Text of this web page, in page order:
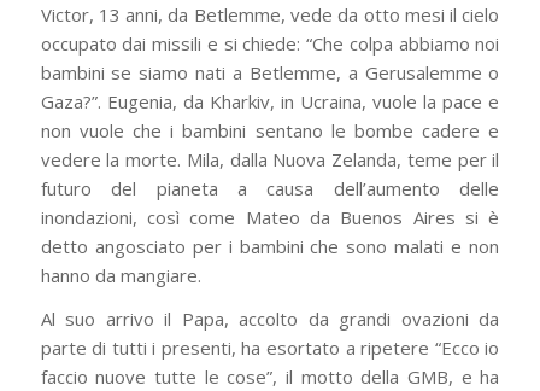
Victor, 13 anni, da Betlemme, vede da otto mesi il cielo
occupato dai missili e si chiede: “Che colpa abbiamo noi
bambini se siamo nati a Betlemme, a Gerusalemme o
Gaza?”. Eugenia, da Kharkiv, in Ucraina, vuole la pace e
non vuole che i bambini sentano le bombe cadere e
vedere la morte. Mila, dalla Nuova Zelanda, teme per il
futuro del pianeta a causa dell’aumento delle
inondazioni, così come Mateo da Buenos Aires si è
detto angosciato per i bambini che sono malati e non
hanno da mangiare.
Al suo arrivo il Papa, accolto da grandi ovazioni da
parte di tutti i presenti, ha esortato a ripetere “Ecco io
faccio nuove tutte le cose”, il motto della GMB, e ha